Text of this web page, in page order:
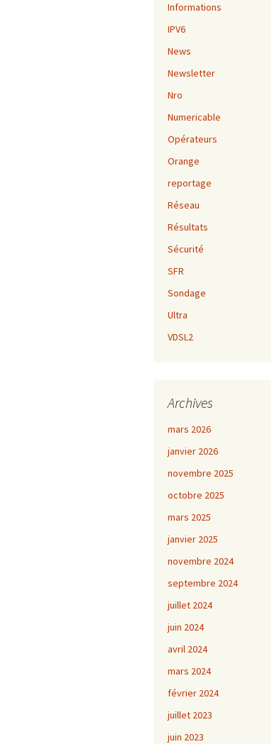
Informations
IPV6
News
Newsletter
Nro
Numericable
Opérateurs
Orange
reportage
Réseau
Résultats
Sécurité
SFR
Sondage
Ultra
VDSL2
Archives
mars 2026
janvier 2026
novembre 2025
octobre 2025
mars 2025
janvier 2025
novembre 2024
septembre 2024
juillet 2024
juin 2024
avril 2024
mars 2024
février 2024
juillet 2023
juin 2023